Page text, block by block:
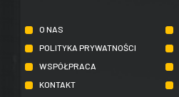
O NAS
POLITYKA PRYWATNOŚCI
WSPÓŁPRACA
KONTAKT